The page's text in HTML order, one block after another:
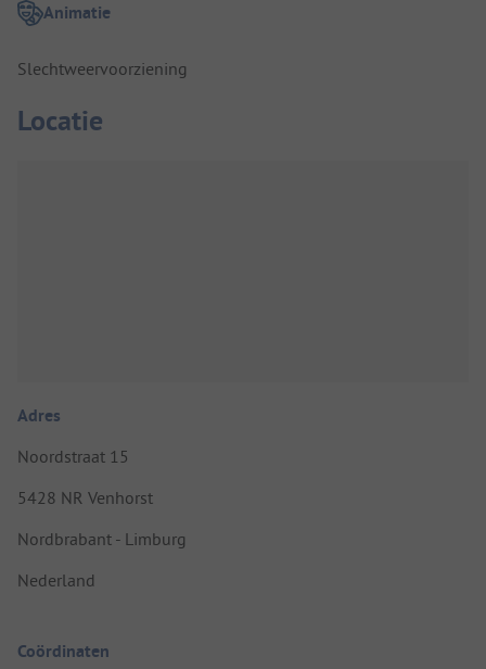
Animatie
Slechtweervoorziening
Locatie
Adres
Noordstraat 15
5428 NR Venhorst
Nordbrabant - Limburg
Nederland
Coördinaten